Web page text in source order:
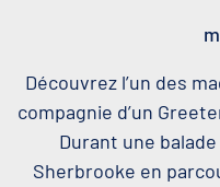
Découvrez l’un des
compagnie d’un
Durant une
Sherbrooke en